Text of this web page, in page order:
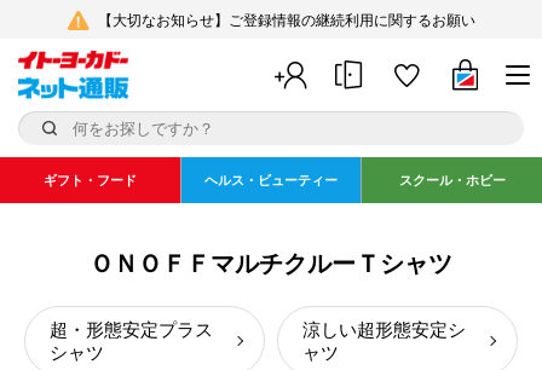
【大切なお知らせ】ご登録情報の継続利用に関するお願い
ギフト・フード ヘルス・ビューティー スクール・ホビー
ＯＮＯＦＦマルチクルーＴシャツ
超・形態安定プラス
シャツ
涼しい超形態安定シ
ャツ